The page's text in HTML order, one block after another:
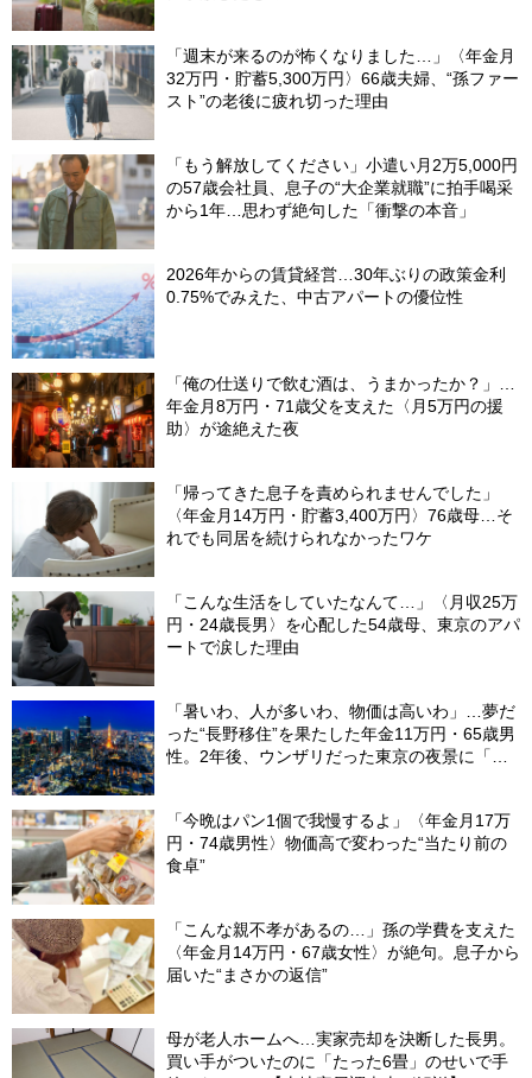
「週末が来るのが怖くなりました…」〈年金月
32万円・貯蓄5,300万円〉66歳夫婦、“孫ファー
スト”の老後に疲れ切った理由
「もう解放してください」小遣い月2万5,000円
の57歳会社員、息子の“大企業就職”に拍手喝采
から1年…思わず絶句した「衝撃の本音」
2026年からの賃貸経営…30年ぶりの政策金利
0.75%でみえた、中古アパートの優位性
「俺の仕送りで飲む酒は、うまかったか？」…
年金月8万円・71歳父を支えた〈月5万円の援
助〉が途絶えた夜
「帰ってきた息子を責められませんでした」
〈年金月14万円・貯蓄3,400万円〉76歳母…そ
れでも同居を続けられなかったワケ
「こんな生活をしていたなんて…」〈月収25万
円・24歳長男〉を心配した54歳母、東京のアパ
ートで涙した理由
「暑いわ、人が多いわ、物価は高いわ」…夢だ
った“長野移住”を果たした年金11万円・65歳男
性。2年後、ウンザリだった東京の夜景に「癒
「今晩はパン1個で我慢するよ」〈年金月17万
円・74歳男性〉物価高で変わった“当たり前の
食卓”
「こんな親不孝があるの…」孫の学費を支えた
〈年金月14万円・67歳女性〉が絶句。息子から
届いた“まさかの返信”
母が老人ホームへ…実家売却を決断した長男。
買い手がついたのに「たった6畳」のせいで手